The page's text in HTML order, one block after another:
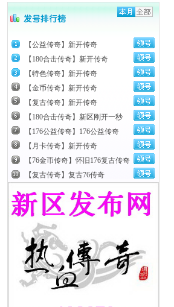
【公益传奇】新开传奇
【180合击传奇】新开传奇
【特色传奇】新开传奇
【金币传奇】新开传奇
【复古传奇】新开传奇
【180合击传奇】新区刚开一秒
【176公益传奇】176公益传奇
【月卡传奇】新开传奇
【76金币传奇】怀旧176复古传奇
【复古传奇】复古76传奇